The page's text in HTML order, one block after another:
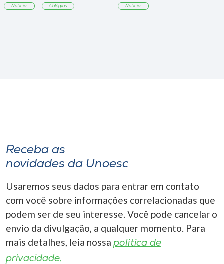
Notícia Colégios Notícia
Receba as
novidades da Unoesc
Usaremos seus dados para entrar em contato
com você sobre informações correlacionadas que
podem ser de seu interesse. Você pode cancelar o
envio da divulgação, a qualquer momento. Para
mais detalhes, leia nossa política de
privacidade.